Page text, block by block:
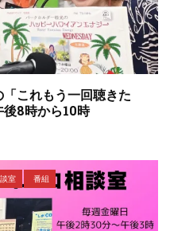
これもう一回聴きた
後8時から10時
室 番組